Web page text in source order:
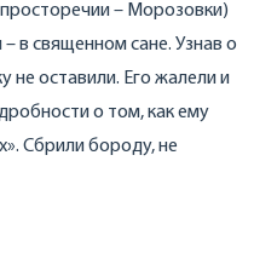
– Морозовки)
– в священном сане. Узнав о
не оставили. Его жалели и
о том, как ему
Сбрили бороду, не